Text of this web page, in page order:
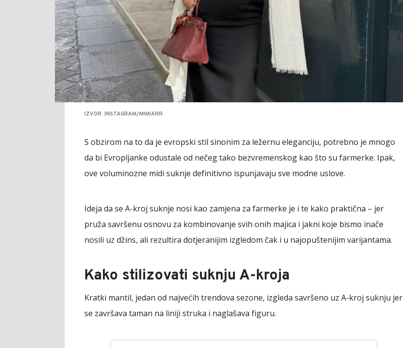
IZVOR: INSTAGRAM/MIMIARR
S obzirom na to da je evropski stil sinonim za ležernu eleganciju, potrebno je mnogo
da bi Evropljanke odustale od nečeg tako bezvremenskog kao što su farmerke. Ipak,
ove voluminozne midi suknje definitivno ispunjavaju sve modne uslove.
Ideja da se A-kroj suknje nosi kao zamjena za farmerke je i te kako praktična – jer
pruža savršenu osnovu za kombinovanje svih onih majica i jakni koje bismo inače
nosili uz džins, ali rezultira dotjeranijim izgledom čak i u najopuštenijim varijantama.
Kako stilizovati suknju A-kroja
Kratki mantil, jedan od najvećih trendova sezone, izgleda savršeno uz A-kroj suknju jer
se završava taman na liniji struka i naglašava figuru.